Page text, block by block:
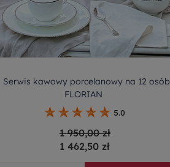
Serwis kawowy porcelanowy na 12 osób
FLORIAN
5.0
1 950,00 zł
1 462,50 zł